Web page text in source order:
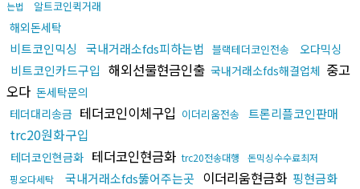
는법
알트코인퀵거래
해외돈세탁
비트코인믹싱 국내거래소fds피하는법 블랙테더코인전송 오다믹싱
비트코인카드구입 해외선물현금인출 국내거래소fds해결업체 중고
오다 돈세탁문의
테더대리송금 테더코인이체구입 이더리움전송 트론리플코인판매
trc20원화구입
테더코인현금화 테더코인현금화 trc20전송대행
돈믹싱수수료최저
핑오다세탁
국내거래소fds뚫어주는곳 이더리움현금화 핑현금화